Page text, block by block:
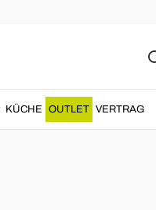
KÜCHE OUTLET VERTRAG
.Couchtisch aus Stein